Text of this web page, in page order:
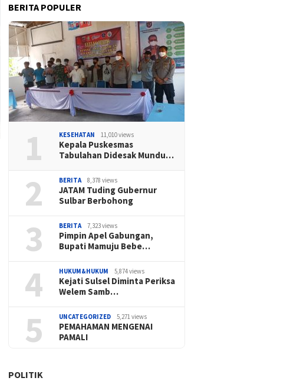
BERITA POPULER
1 KESEHATAN 11,010 views
Kepala Puskesmas
Tabulahan Didesak Mundu…
2 BERITA 8,378 views
JATAM Tuding Gubernur
Sulbar Berbohong
3 BERITA 7,323 views
Pimpin Apel Gabungan,
Bupati Mamuju Bebe…
4 HUKUM&HUKUM 5,874 views
Kejati Sulsel Diminta Periksa
Welem Samb…
5 UNCATEGORIZED 5,271 views
PEMAHAMAN MENGENAI
PAMALI
POLITIK